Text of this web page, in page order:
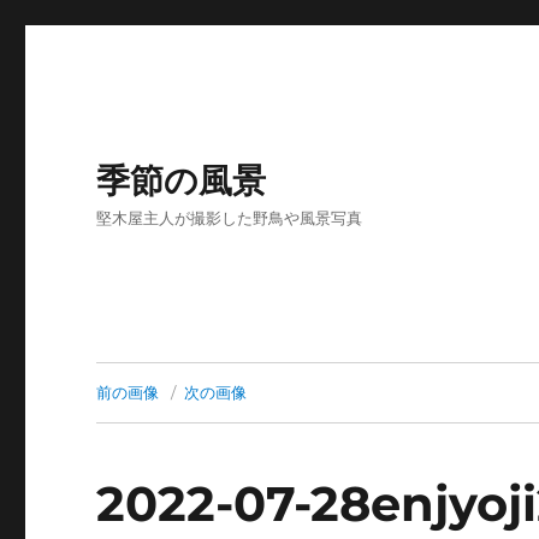
季節の風景
堅木屋主人が撮影した野鳥や風景写真
前の画像 次の画像
2022-07-